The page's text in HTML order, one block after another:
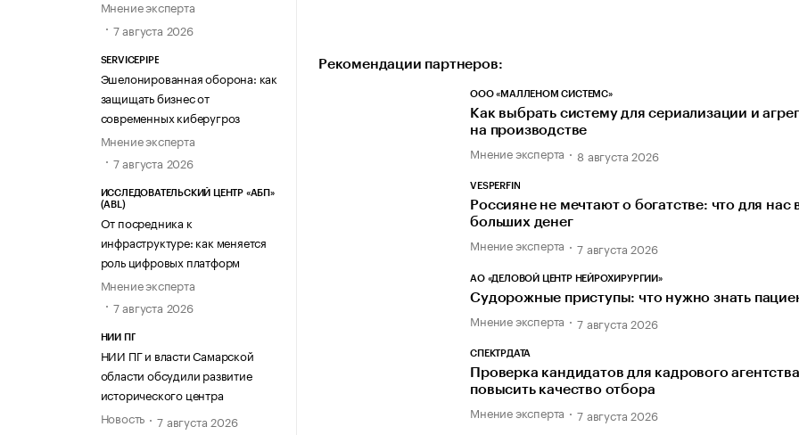
Мнение эксперта
7 августа 2026
SERVICEPIPE
Эшелонированная оборона: как
защищать бизнес от
современных киберугроз
Мнение эксперта
7 августа 2026
ИССЛЕДОВАТЕЛЬСКИЙ ЦЕНТР «АБП»
(ABL)
От посредника к
инфраструктуре: как меняется
роль цифровых платформ
Мнение эксперта
7 августа 2026
НИИ ПГ
НИИ ПГ и власти Самарской
области обсудили развитие
исторического центра
Новость
7 августа 2026
Рекомендации партнеров:
ООО «МАЛЛЕНОМ СИСТЕМС»
Как выбрать систему для сериализации и
на производстве
Мнение эксперта 8 августа 2026
VESPERFIN
Россияне не мечтают о богатстве: что для нас
больших денег
Мнение эксперта 7 августа 2026
АО «ДЕЛОВОЙ ЦЕНТР НЕЙРОХИРУРГИИ»
Судорожные приступы: что нужно знать
Мнение эксперта 7 августа 2026
СПЕКТРДАТА
Проверка кандидатов для кадрового
повысить качество отбора
Мнение эксперта 7 августа 2026